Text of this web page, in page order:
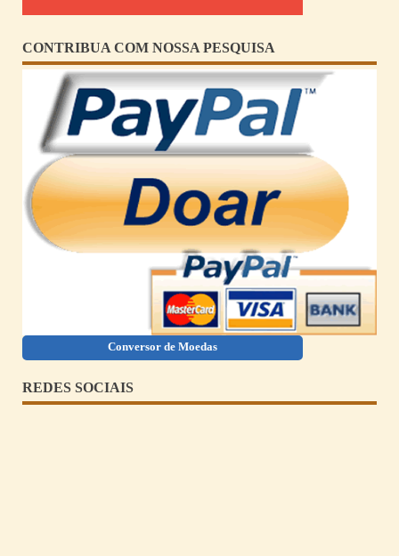
CONTRIBUA COM NOSSA PESQUISA
Conversor de Moedas
REDES SOCIAIS